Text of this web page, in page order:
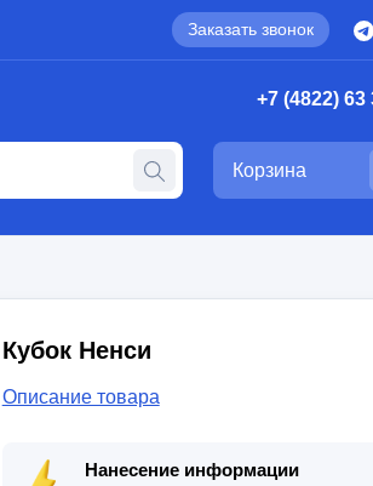
Заказать звонок
+7 (4822) 63
Корзина
Кубок Ненси
Описание товара
Нанесение информации